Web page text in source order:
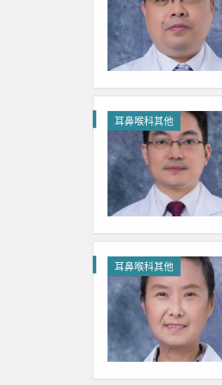
耳鼻喉科其他
耳鼻喉科其他